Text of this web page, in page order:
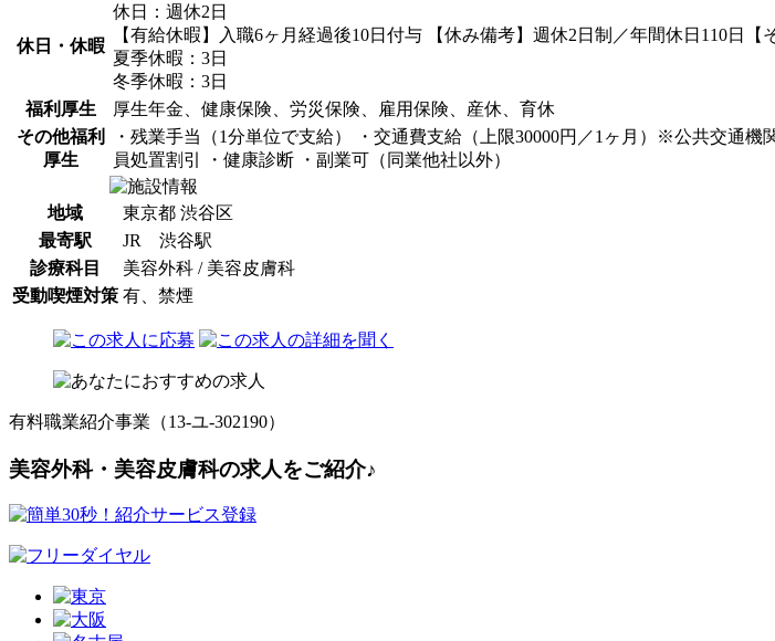
休日・休暇
休日：週休2日
【有給休暇】入職6ヶ月経過後10日付与 【休み備考】週休2日制／年間休日110日
夏季休暇：3日
冬季休暇：3日
福利厚生
厚生年金、健康保険、労災保険、雇用保険、産休、育休
その他福利
厚生
・残業手当（1分単位で支給） ・交通費支給（上限30000円／1ヶ月）※公共交通
員処置割引 ・健康診断 ・副業可（同業他社以外）
地域
東京都 渋谷区
最寄駅
JR 渋谷駅
診療科目
美容外科 / 美容皮膚科
受動喫煙対策 有、禁煙
有料職業紹介事業（13-ユ-302190）
美容外科・美容皮膚科の求人をご紹介♪